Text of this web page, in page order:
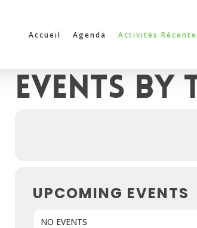
Accueil Agenda Activités
Events
UPCOMING EVENTS
NO EVENTS